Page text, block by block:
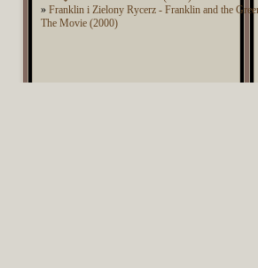
» Franklin i Zielony Rycerz - Franklin and the
The Movie (2000)